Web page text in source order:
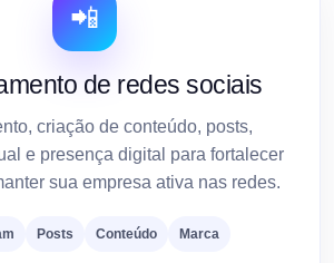
📲
de redes sociais
criação de conteúdo, posts,
e presença digital para fortalecer
sua empresa ativa nas redes.
Posts Conteúdo Marca